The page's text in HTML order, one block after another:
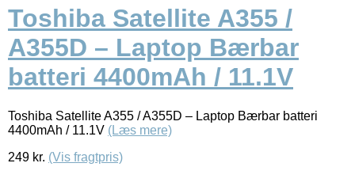
Toshiba Satellite A355 /
A355D – Laptop Bærbar
batteri 4400mAh / 11.1V
Toshiba Satellite A355 / A355D – Laptop Bærbar batteri
4400mAh / 11.1V (Læs mere)
249 kr. (Vis fragtpris)